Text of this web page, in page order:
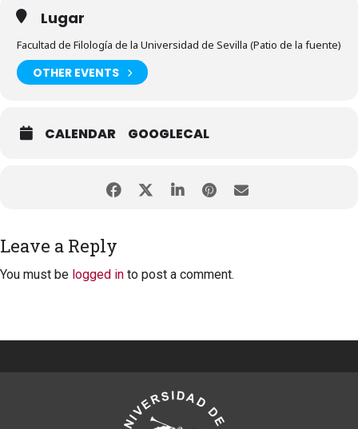
Lugar
Facultad de Filología de la Universidad de Sevilla (Patio de la fuente)
OTHER EVENTS
CALENDAR GOOGLECAL
Leave a Reply
You must be logged in to post a comment.